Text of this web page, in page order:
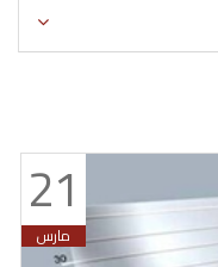
21
مارس